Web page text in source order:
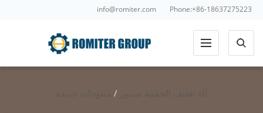
info@romiter.com Phone:+86-18637275223
/